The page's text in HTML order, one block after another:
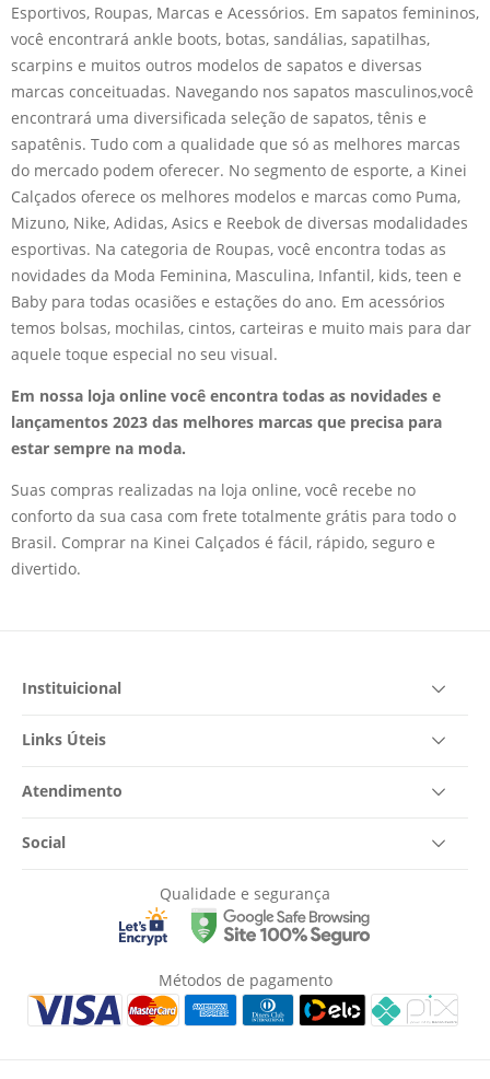
Esportivos, Roupas, Marcas e Acessórios. Em sapatos femininos,
você encontrará ankle boots, botas, sandálias, sapatilhas,
scarpins e muitos outros modelos de sapatos e diversas
marcas conceituadas. Navegando nos sapatos masculinos,você
encontrará uma diversificada seleção de sapatos, tênis e
sapatênis. Tudo com a qualidade que só as melhores marcas
do mercado podem oferecer. No segmento de esporte, a Kinei
Calçados oferece os melhores modelos e marcas como Puma,
Mizuno, Nike, Adidas, Asics e Reebok de diversas modalidades
esportivas. Na categoria de Roupas, você encontra todas as
novidades da Moda Feminina, Masculina, Infantil, kids, teen e
Baby para todas ocasiões e estações do ano. Em acessórios
temos bolsas, mochilas, cintos, carteiras e muito mais para dar
aquele toque especial no seu visual.
Em nossa loja online você encontra todas as novidades e
lançamentos 2023 das melhores marcas que precisa para
estar sempre na moda.
Suas compras realizadas na loja online, você recebe no
conforto da sua casa com frete totalmente grátis para todo o
Brasil. Comprar na Kinei Calçados é fácil, rápido, seguro e
divertido.
Instituicional
Links Úteis
Atendimento
Social
Qualidade e segurança
Métodos de pagamento